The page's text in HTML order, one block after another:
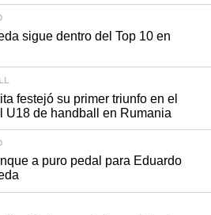
sigue dentro del Top 10 en
festejó su primer triunfo en el
U18 de handball en Rumania
a puro pedal para Eduardo